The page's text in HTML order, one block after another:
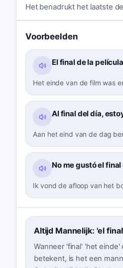
Het benadrukt het laatste
Voorbeelden
El final de la
Het einde van de film was
Al final del día,
Aan het eind van de dag
No me gustó el
Ik vond de afloop van het
Altijd Mannelijk: 'el
Wanneer 'final' 'het einde'
betekent, is het een